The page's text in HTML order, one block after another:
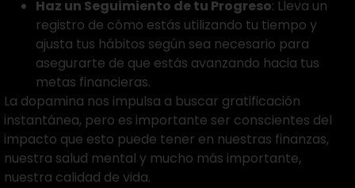
Haz un Seguimiento de tu Progreso: Lleva un
registro de cómo estás utilizando tu tiempo y
ajusta tus hábitos según sea necesario para
asegurarte de que estás avanzando hacia tus
metas financieras.
La dopamina nos impulsa a buscar gratificación
instantánea, pero es importante ser conscientes del
impacto que esto puede tener en nuestras finanzas,
nuestra salud mental y mucho más importante,
nuestra calidad de vida.